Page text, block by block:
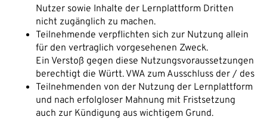
Nutzer sowie Inhalte der Lernplattform Dritten
nicht zugänglich zu machen.
Teilnehmende verpflichten sich zur Nutzung allein
für den vertraglich vorgesehenen Zweck.
Ein Verstoß gegen diese Nutzungsvoraussetzungen
berechtigt die Württ. VWA zum Ausschluss der / des
Teilnehmenden von der Nutzung der Lernplattform
und nach erfolgloser Mahnung mit Fristsetzung
auch zur Kündigung aus wichtigem Grund.